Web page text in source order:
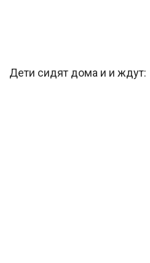
Дети сидят дома и и ждут: